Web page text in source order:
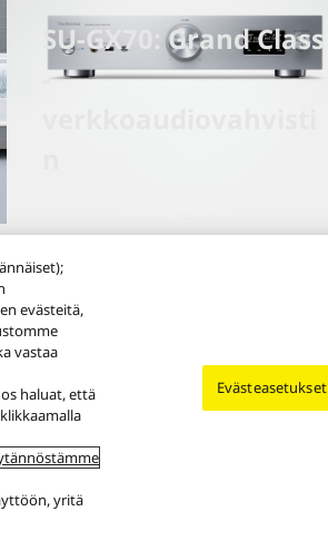
SU-GX70: Grand Class
-
Data Act
evästeitä,
vastaa
haluat, että
yritä
Evästeasetukset